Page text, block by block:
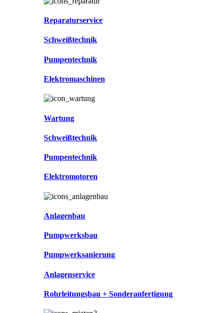
Reparaturservice
Schweißtechnik
Pumpentechnik
Elektromaschinen
Wartung
Schweißtechnik
Pumpentechnik
Elektromotoren
Anlagenbau
Pumpwerksbau
Pumpwerksanierung
Anlagenservice
Rohrleitungsbau + Sonderanfertigung